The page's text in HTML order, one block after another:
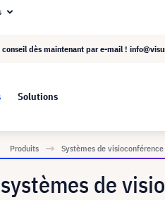
dès maintenant par e-mail !
Solutions
Produits Systèmes de visioconférence
de